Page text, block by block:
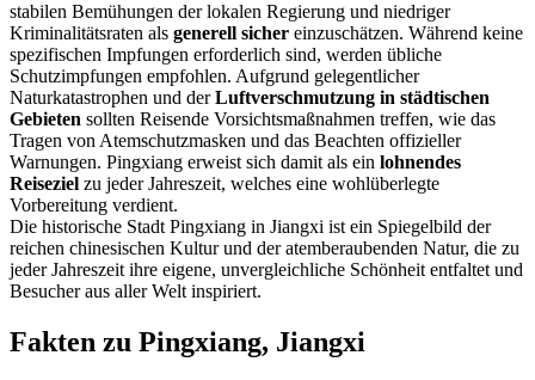
stabilen Bemühungen der lokalen Regierung und niedriger
Kriminalitätsraten als generell sicher einzuschätzen. Während keine
spezifischen Impfungen erforderlich sind, werden übliche
Schutzimpfungen empfohlen. Aufgrund gelegentlicher
Naturkatastrophen und derLuftverschmutzung in städtischen
Gebieten sollten Reisende Vorsichtsmaßnahmen treffen, wie das
Tragen von Atemschutzmasken und das Beachten offizieller
Warnungen. Pingxiang erweist sich damit als ein lohnendes
Reiseziel zu jeder Jahreszeit, welches eine wohlüberlegte
Vorbereitung verdient.
Die historische Stadt Pingxiang in Jiangxi ist ein Spiegelbild der
reichen chinesischen Kultur und der atemberaubenden Natur, die zu
jeder Jahreszeit ihre eigene, unvergleichliche Schönheit entfaltet und
Besucher aus aller Welt inspiriert.
Fakten zu Pingxiang, Jiangxi